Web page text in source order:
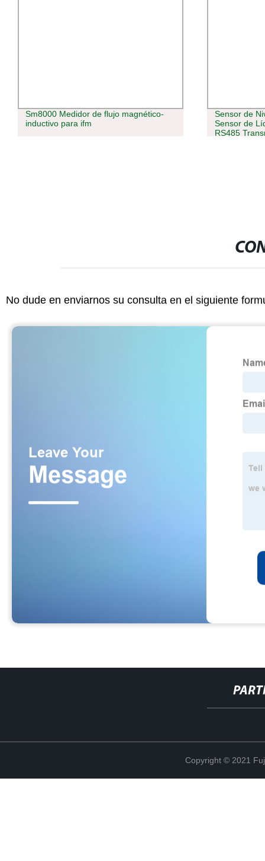
Sm8000 Medidor de flujo magnético-
inductivo para ifm
Sensor de
Sensor de
RS485
No dude en enviarnos su consulta en el siguiente
Copyright © 2021